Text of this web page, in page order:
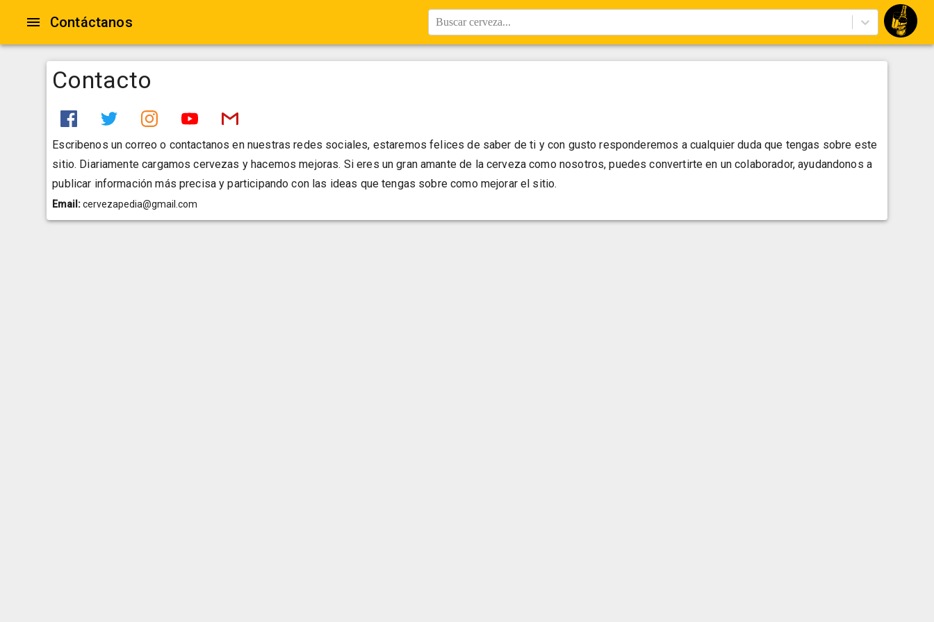
Contáctanos Buscar cerveza...
Contacto
Escribenos un correo o contactanos en nuestras redes sociales, estaremos felices de saber de ti y con gusto responderemos a cualquier duda que tengas sobre este
sitio. Diariamente cargamos cervezas y hacemos mejoras. Si eres un gran amante de la cerveza como nosotros, puedes convertirte en un colaborador, ayudandonos a
publicar información más precisa y participando con las ideas que tengas sobre como mejorar el sitio.
Email:cervezapedia@gmail.com